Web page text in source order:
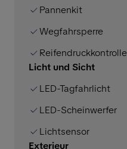
Pannenkit
Wegfahrsperre
Reifendruckkontrolle
Licht und Sicht
LED-Tagfahrlicht
LED-Scheinwerfer
Lichtsensor
Exterieur